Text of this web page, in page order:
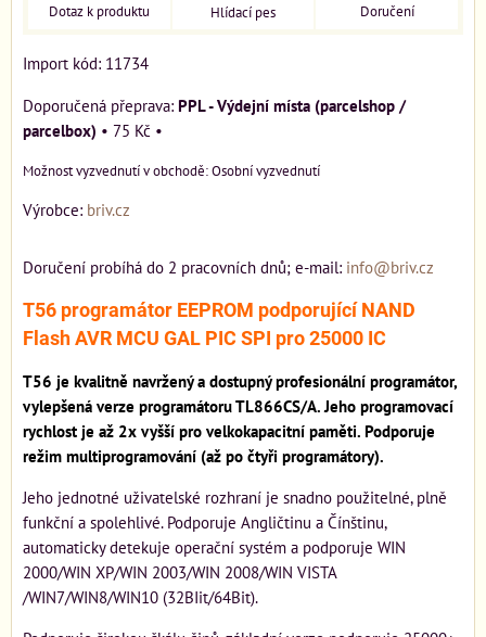
Dotaz k produktu Hlídací pes Doručení
Import kód: 11734
PPL - Výdejní místa (parcelshop /
parcelbox) • 75 Kč •
Osobní vyzvednutí
Výrobce: briv.cz
Doručení probíhá do 2 pracovních dnů; e-mail: info@briv.cz
T56 programátor EEPROM podporující NAND
Flash AVR MCU GAL PIC SPI pro 25000 IC
T56 je kvalitně navržený a dostupný profesionální programátor,
vylepšená verze programátoru TL866CS/A. Jeho programovací
rychlost je až 2x vyšší pro velkokapacitní paměti. Podporuje
režim multiprogramování (až po čtyři programátory).
Jeho jednotné uživatelské rozhraní je snadno použitelné, plně
funkční a spolehlivé. Podporuje Angličtinu a Čínštinu,
automaticky detekuje operační systém a podporuje WIN
2000/WIN XP/WIN 2003/WIN 2008/WIN VISTA
/WIN7/WIN8/WIN10 (32BIit/64Bit).